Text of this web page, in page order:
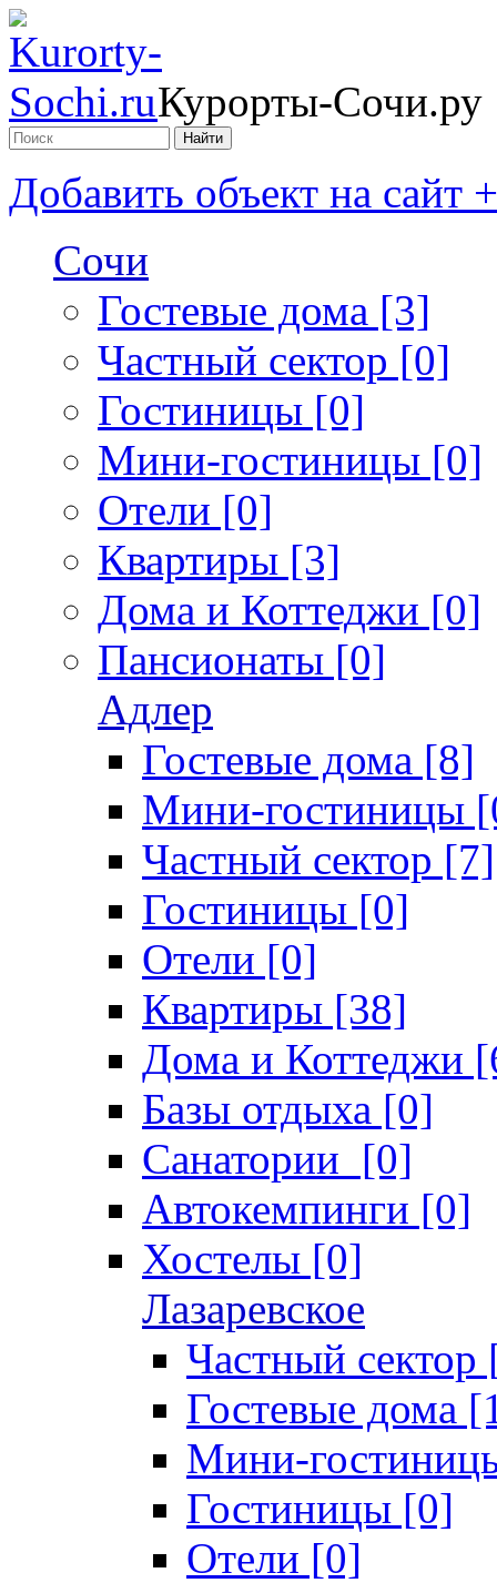
Курорты-Сочи.ру
Добавить объект на сайт +
Сочи
Гостевые дома [3]
Частный сектор [0]
Гостиницы [0]
Мини-гостиницы [0]
Отели [0]
Квартиры [3]
Дома и Коттеджи [0]
Пансионаты [0]
Адлер
Гостевые дома [8]
Мини-гостиницы
Частный сектор [7]
Гостиницы [0]
Отели [0]
Квартиры [38]
Дома и Коттеджи
Базы отдыха [0]
Санатории [0]
Автокемпинги [0]
Хостелы [0]
Лазаревское
Частный сектор
Гостевые дома
Мини-
Гостиницы [0]
Отели [0]